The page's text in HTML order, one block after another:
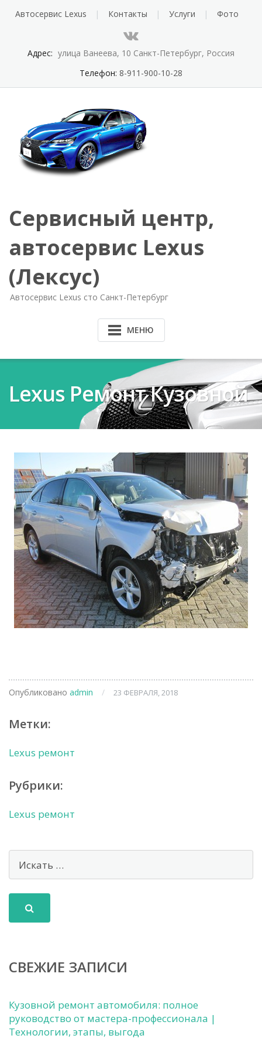
Автосервис Lexus Контакты Услуги Фото
Адрес: улица Ванеева, 10 Санкт-Петербург, Россия
Телефон: 8-911-900-10-28
Сервисный центр,
автосервис Lexus
(Лексус)
Автосервис Lexus сто Санкт-Петербург
МЕНЮ
Lexus Ремонт Кузовной
Опубликовано admin / 23 ФЕВРАЛЯ, 2018
Метки:
Lexus ремонт
Рубрики:
Lexus ремонт
СВЕЖИЕ ЗАПИСИ
Кузовной ремонт автомобиля: полное
руководство от мастера-профессионала |
Технологии, этапы, выгода